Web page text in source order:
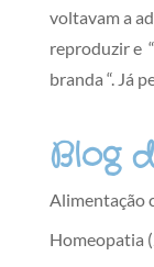
voltavam a
reproduzir e
branda “. Já
Blog
Alimentação
Homeopatia